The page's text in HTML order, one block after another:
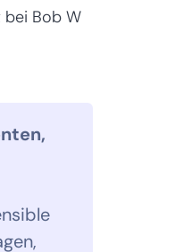
bei Bob W